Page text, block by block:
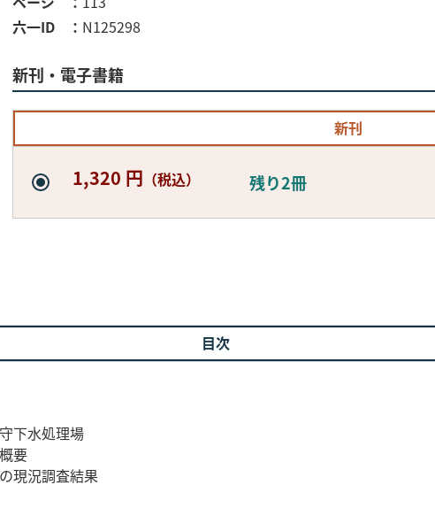
六一ID
N125298
新刊・電子書籍
新刊
1,320 円 （税込） 残り2冊
目次
下水処理場
要
現況調査結果